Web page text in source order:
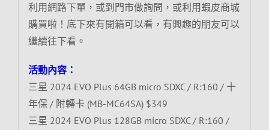
利用網路下單，或到門市做詢問，或利用蝦皮商城
購買啦！底下來有開箱可以看，有興趣的朋友可以
繼續往下看。
活動內容：
三星 2024 EVO Plus 64GB micro SDXC / R:160 / 十
年保 / 附轉卡 (MB-MC64SA) $349
三星 2024 EVO Plus 128GB micro SDXC / R:160 /